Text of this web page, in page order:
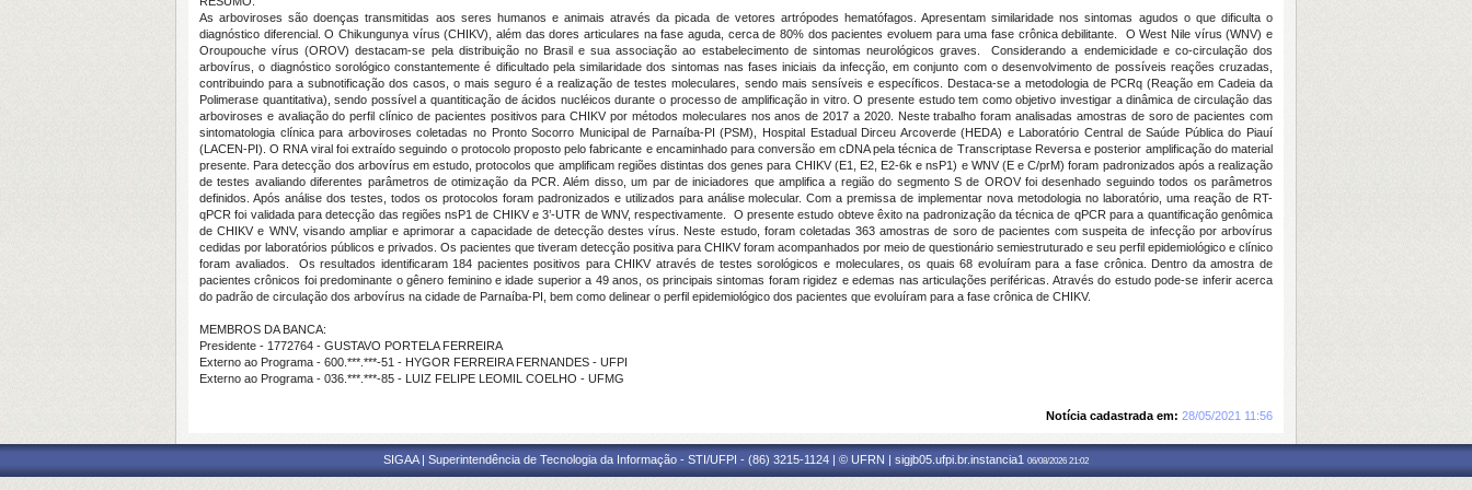
As arboviroses são doenças transmitidas aos seres humanos e animais através da picada de vetores artrópodes hematófagos. Apresentam similaridade nos sintomas agudos o que dificulta o
diagnóstico diferencial. O Chikungunya vírus(CHIKV), além das dores articulares na fase aguda, cerca de 80% dos pacientes evoluem para uma fase crônica debilitante. OWest Nile vírus(WNV) e
Oroupouche vírus (OROV) destacam-se pela distribuição no Brasil e sua associação ao estabelecimento de sintomas neurológicos graves. Considerando a endemicidade e co-circulação dos
arbovírus, o diagnóstico sorológico constantemente é dificultado pela similaridade dos sintomas nas fases iniciais da infecção, em conjunto com o desenvolvimento de possíveis reações cruzadas,
contribuindo para a subnotificação dos casos, o mais seguro é a realização de testes moleculares, sendo mais sensíveis e específicos. Destaca-se a metodologia de PCRq (Reação em Cadeia da
Polimerase quantitativa), sendo possível a quantiticação de ácidos nucléicos durante o processo de amplificaçãoin vitro. O presente estudo tem como objetivo investigar a dinâmica de circulação das
arboviroses e avaliação do perfil clínico de pacientes positivos para CHIKV por métodos moleculares nos anos de 2017 a 2020. Neste trabalho foram analisadas amostras de soro de pacientes com
sintomatologia clínica para arboviroses coletadas no Pronto Socorro Municipal de Parnaíba-PI (PSM), Hospital Estadual Dirceu Arcoverde (HEDA) e Laboratório Central de Saúde Pública do Piauí
(LACEN-PI). O RNA viral foi extraído seguindo o protocolo proposto pelo fabricante e encaminhado para conversão em cDNA pela técnica de Transcriptase Reversa e posterior amplificação do material
presente. Para detecção dos arbovírus em estudo, protocolos que amplificam regiões distintas dos genes para CHIKV (E1, E2, E2-6k ensP1) e WNV (EeC/prM) foram padronizados após a realização
de testes avaliando diferentes parâmetros de otimização da PCR. Além disso, um par de iniciadores queamplifica a região do segmento S de OROV foi desenhado seguindo todos os parâmetros
definidos. Após análise dos testes, todos os protocolos foram padronizados e utilizados para análise molecular. Com a premissa de implementar nova metodologia no laboratório, uma reação de RT-
qPCR foi validada para detecção das regiões nsP1 de CHIKV e 3’-UTR de WNV, respectivamente. O presente estudo obteve êxito na padronização da técnica de qPCR para a quantificação genômica
de CHIKV e WNV, visando ampliar e aprimorar a capacidade de detecção destes vírus. Neste estudo, foram coletadas 363 amostras de soro de pacientes com suspeita de infecção por arbovírus
cedidas por laboratórios públicos e privados. Os pacientes que tiveram detecção positiva para CHIKV foram acompanhados por meio de questionário semiestruturado e seu perfil epidemiológico e clínico
foram avaliados. Os resultados identificaram 184 pacientes positivos para CHIKV através de testes sorológicos e moleculares, os quais 68 evoluíram para a fase crônica. Dentro da amostra de
pacientes crônicos foi predominante o gênero feminino e idade superior a 49 anos, os principais sintomas foram rigidez e edemas nas articulações periféricas. Através do estudo pode-se inferir acerca
do padrão de circulação dos arbovírus na cidade de Parnaíba-PI, bem como delinear o perfil epidemiológico dos pacientes que evoluíram para a fase crônica de CHIKV.
MEMBROS DA BANCA:
Presidente - 1772764 - GUSTAVO PORTELA FERREIRA
Externo ao Programa - 600.***.***-51 - HYGOR FERREIRA FERNANDES - UFPI
Externo ao Programa - 036.***.***-85 - LUIZ FELIPE LEOMIL COELHO - UFMG
Notícia cadastrada em: 28/05/2021 11:56
SIGAA | Superintendência de Tecnologia da Informação - STI/UFPI - (86) 3215-1124 | © UFRN | sigjb05.ufpi.br.instancia1 06/08/2026 21:02